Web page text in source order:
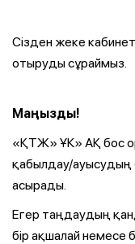
Сізден жеке
отыруды сұраймыз.
Маңызды!
«ҚТЖ» ҰК» АҚ бос
қабылдау/ауысудың
асырады.
Егер таңдаудың
бір ақшалай немесе